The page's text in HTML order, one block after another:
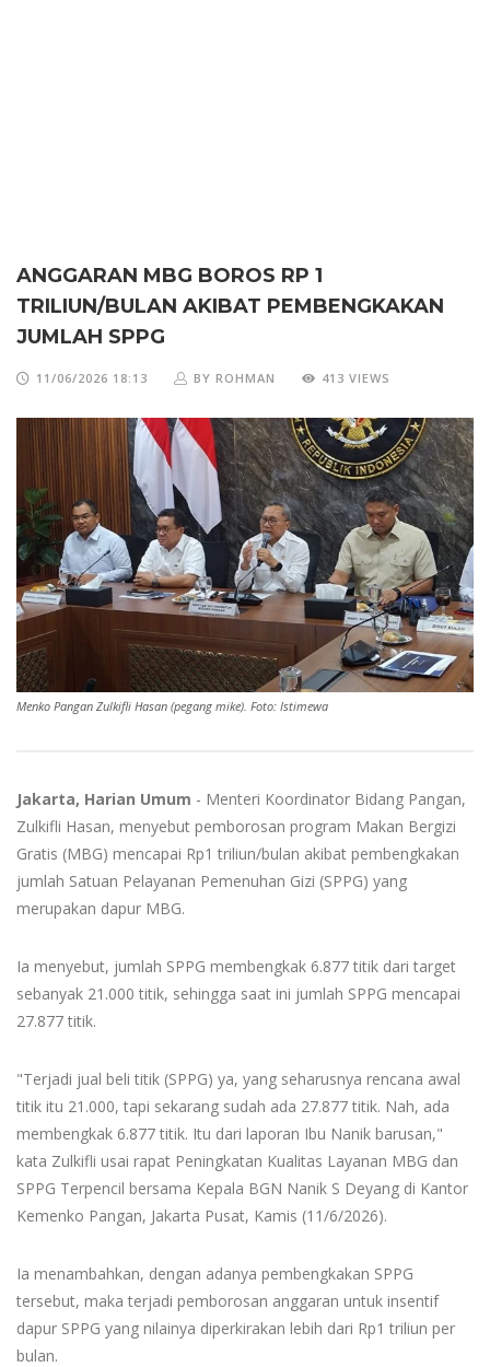
ANGGARAN MBG BOROS RP 1
TRILIUN/BULAN AKIBAT PEMBENGKAKAN
JUMLAH SPPG
11/06/2026 18:13 BY ROHMAN 413 VIEWS
Menko Pangan Zulkifli Hasan (pegang mike). Foto: Istimewa
Jakarta, Harian Umum - Menteri Koordinator Bidang Pangan,
Zulkifli Hasan, menyebut pemborosan program Makan Bergizi
Gratis (MBG) mencapai Rp1 triliun/bulan akibat pembengkakan
jumlah Satuan Pelayanan Pemenuhan Gizi (SPPG) yang
merupakan dapur MBG.
Ia menyebut, jumlah SPPG membengkak 6.877 titik dari target
sebanyak 21.000 titik, sehingga saat ini jumlah SPPG mencapai
27.877 titik.
"Terjadi jual beli titik (SPPG) ya, yang seharusnya rencana awal
titik itu 21.000, tapi sekarang sudah ada 27.877 titik. Nah, ada
membengkak 6.877 titik. Itu dari laporan Ibu Nanik barusan,"
kata Zulkifli usai rapat Peningkatan Kualitas Layanan MBG dan
SPPG Terpencil bersama Kepala BGN Nanik S Deyang di Kantor
Kemenko Pangan, Jakarta Pusat, Kamis (11/6/2026).
Ia menambahkan, dengan adanya pembengkakan SPPG
tersebut, maka terjadi pemborosan anggaran untuk insentif
dapur SPPG yang nilainya diperkirakan lebih dari Rp1 triliun per
bulan.